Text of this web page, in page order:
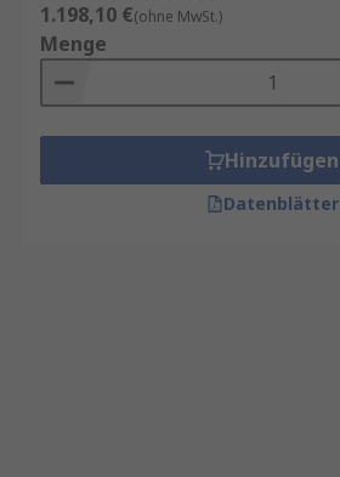
1.198,10 €(ohne MwSt.)
Menge
Hinzufügen
Datenblätter